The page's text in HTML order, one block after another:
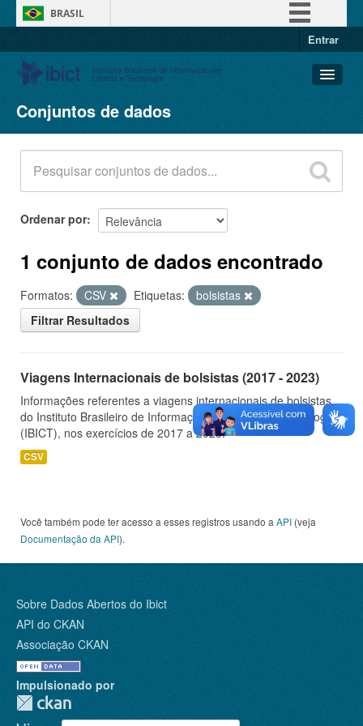
BRASIL
Entrar
Conjuntos de dados
Organizações
Grupos
Sobre
Conjuntos de dados
Ordenar por
1 conjunto de dados encontrado
Formatos: CSV Etiquetas:
bolsistas
Filtrar Resultados
Viagens Internacionais de bolsistas (2017 - 2023)
Informações referentes a viagens internacionais de bolsistas
do Instituto Brasileiro de Informação em Ciência e Tecnologia
(IBICT), nos exercícios de 2017 a 2023.
CSV
Você também pode ter acesso a esses registros usando a API (veja
Documentação da API).
Sobre Dados Abertos do Ibict
API do CKAN
Associação CKAN
Impulsionado por